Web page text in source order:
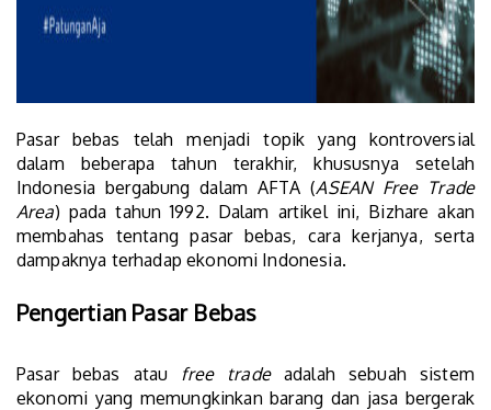
Pasar bebas telah menjadi topik yang kontroversial
dalam beberapa tahun terakhir, khususnya setelah
Indonesia bergabung dalam AFTA (ASEAN Free Trade
Area) pada tahun 1992. Dalam artikel ini, Bizhare akan
membahas tentang pasar bebas, cara kerjanya, serta
dampaknya terhadap ekonomi Indonesia.
Pengertian Pasar Bebas
Pasar bebas atau free tradeadalah sebuah sistem
ekonomi yang memungkinkan barang dan jasa bergerak